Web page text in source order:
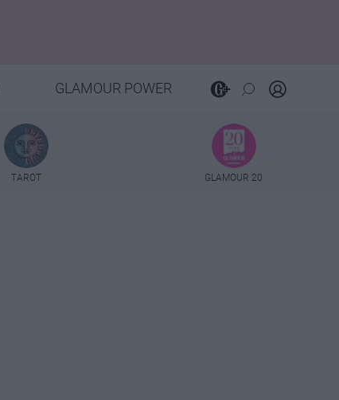
GLAMOUR POWER
TAROT GLAMOUR 20